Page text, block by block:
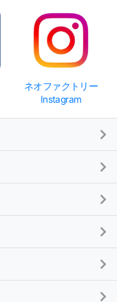
ネオファクトリー
Instagram